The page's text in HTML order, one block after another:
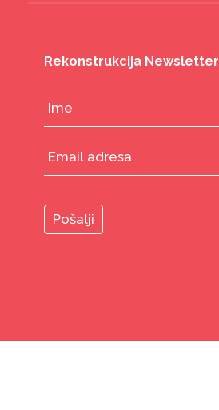
Rekonstrukcija Newsletter